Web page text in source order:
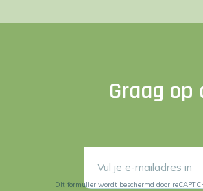
Graag
Dit formulier wordt beschermd door